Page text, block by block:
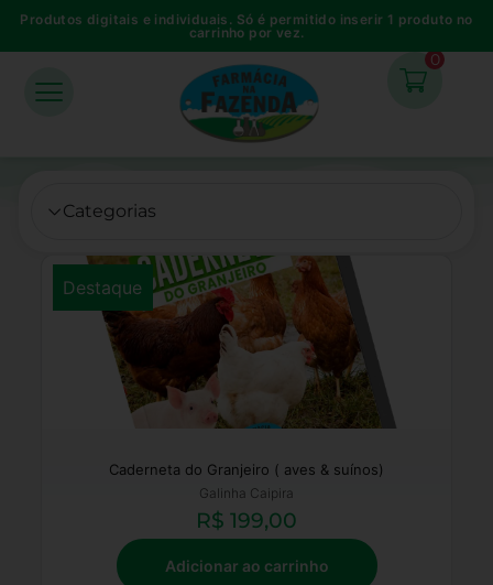
Produtos digitais e individuais. Só é permitido inserir 1 produto no
carrinho por vez.
0
Categorias
Destaque
Caderneta do Granjeiro ( aves & suínos)
Galinha Caipira
R$ 199,00
Adicionar ao carrinho